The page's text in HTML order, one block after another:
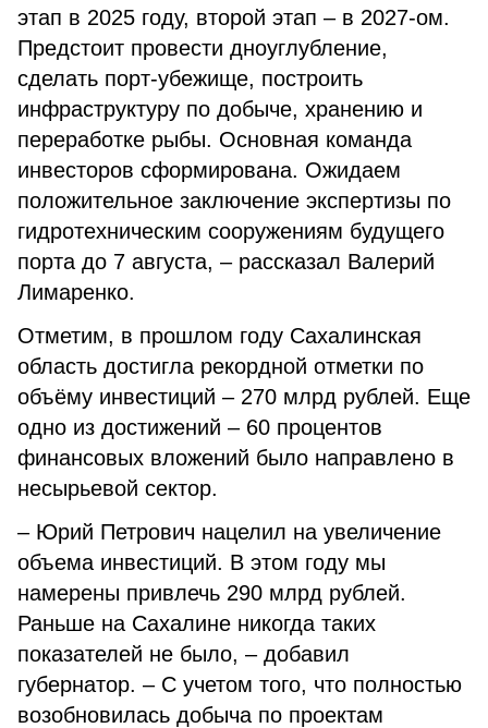
этап в 2025 году, второй этап – в 2027-ом.
Предстоит провести дноуглубление,
сделать порт-убежище, построить
инфраструктуру по добыче, хранению и
переработке рыбы. Основная команда
инвесторов сформирована. Ожидаем
положительное заключение экспертизы по
гидротехническим сооружениям будущего
порта до 7 августа, – рассказал Валерий
Лимаренко.
Отметим, в прошлом году Сахалинская
область достигла рекордной отметки по
объёму инвестиций – 270 млрд рублей. Еще
одно из достижений – 60 процентов
финансовых вложений было направлено в
несырьевой сектор.
– Юрий Петрович нацелил на увеличение
объема инвестиций. В этом году мы
намерены привлечь 290 млрд рублей.
Раньше на Сахалине никогда таких
показателей не было, – добавил
губернатор. – С учетом того, что полностью
возобновилась добыча по проектам